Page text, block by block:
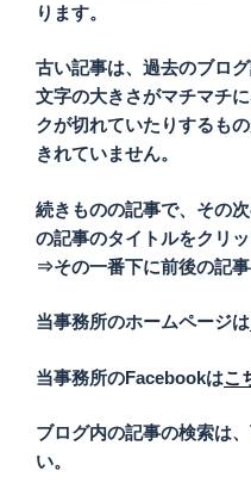
ります。
古い記事は、過去のブロ
文字の大きさがマチマチ
クが切れていたりするも
きれていません。
続きものの記事で、その
の記事のタイトルをクリ
⇒その一番下に前後の記事
当事務所のホームページは
当事務所のFacebookはこ
ブログ内の記事の検索は
い。